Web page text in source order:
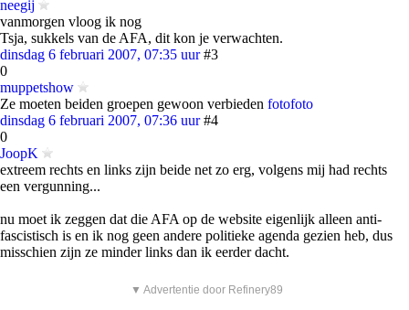
neegij
vanmorgen vloog ik nog
Tsja, sukkels van de AFA, dit kon je verwachten.
dinsdag 6 februari 2007, 07:35 uur #3
0
muppetshow
Ze moeten beiden groepen gewoon verbieden fotofoto
dinsdag 6 februari 2007, 07:36 uur #4
0
JoopK
extreem rechts en links zijn beide net zo erg, volgens mij had rechts
een vergunning...
nu moet ik zeggen dat die AFA op de website eigenlijk alleen anti-
fascistisch is en ik nog geen andere politieke agenda gezien heb, dus
misschien zijn ze minder links dan ik eerder dacht.
▼ Advertentie door Refinery89